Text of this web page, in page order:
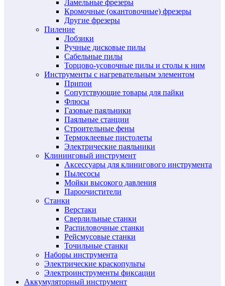
Ламельные фрезеры
Кромочные (окантовочные) фрезеры
Другие фрезеры
Пиление
Лобзики
Ручные дисковые пилы
Сабельные пилы
Торцово-усовочные пилы и столы к ним
Инструменты с нагревательным элементом
Припои
Сопутствующие товары для пайки
Флюсы
Газовые паяльники
Паяльные станции
Строительные фены
Термоклеевые пистолеты
Электрические паяльники
Клининговый инструмент
Аксессуары для клинигового инструмента
Пылесосы
Мойки высокого давления
Пароочистители
Станки
Верстаки
Сверлильные станки
Распиловочные станки
Рейсмусовые станки
Точильные станки
Наборы инструмента
Электрические краскопульты
Электроинструменты фиксации
Аккумуляторный инструмент